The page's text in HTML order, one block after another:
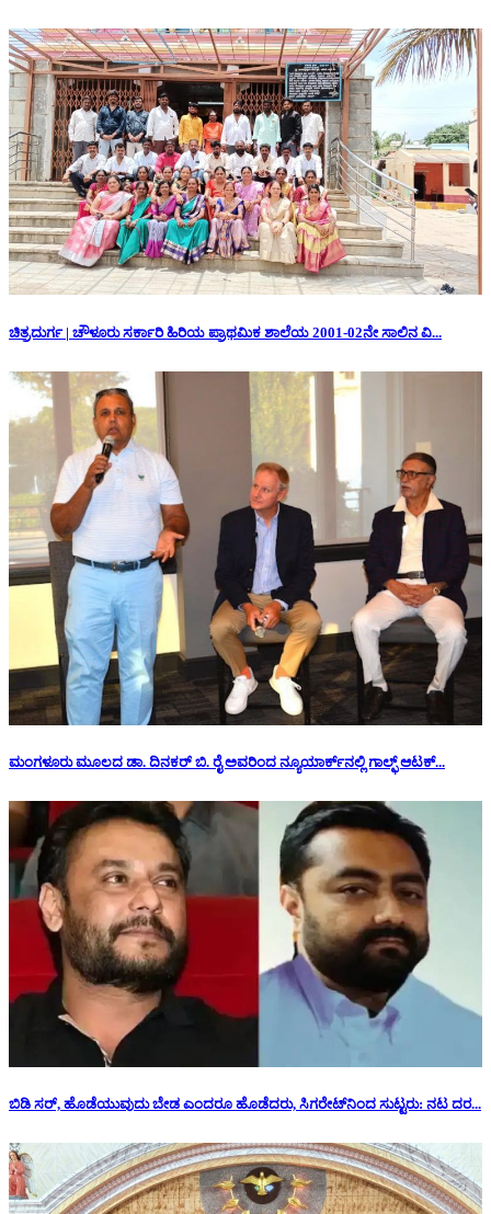
ಚಿತ್ರದುರ್ಗ | ಚೌಳೂರು ಸರ್ಕಾರಿ ಹಿರಿಯ ಪ್ರಾಥಮಿಕ ಶಾಲೆಯ 2001-02ನೇ ಸಾಲಿನ ವಿ...
ಮಂಗಳೂರು ಮೂಲದ ಡಾ. ದಿನಕರ್ ಬಿ. ರೈ ಅವರಿಂದ ನ್ಯೂಯಾರ್ಕ್‌ನಲ್ಲಿ ಗಾಲ್ಫ್ ಆಟಕ್...
ಬಿಡಿ ಸರ್, ಹೊಡೆಯುವುದು ಬೇಡ ಎಂದರೂ ಹೊಡೆದರು, ಸಿಗರೇಟ್‌ನಿಂದ ಸುಟ್ಟರು: ನಟ ದರ...